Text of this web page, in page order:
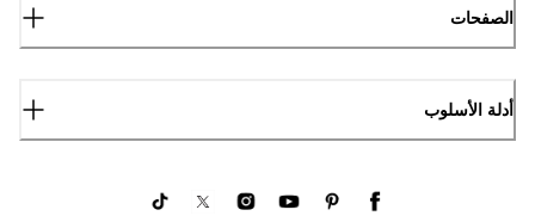
الصفحات
أدلة الأسلوب